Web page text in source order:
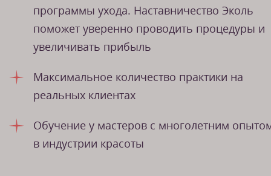
программы ухода. Наставничество Эколь
поможет уверенно проводить процедуры и
увеличивать прибыль
Максимальное количество практики на
реальных клиентах
Обучение у мастеров с многолетним
в индустрии красоты